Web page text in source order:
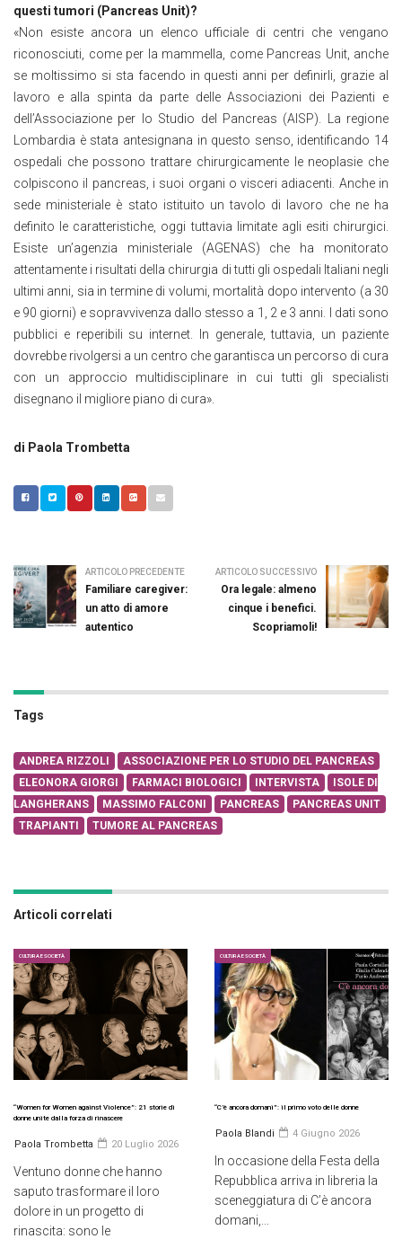
questi tumori (Pancreas Unit)?
«Non esiste ancora un elenco ufficiale di centri che vengano
riconosciuti, come per la mammella, come Pancreas Unit, anche
se moltissimo si sta facendo in questi anni per definirli, grazie al
lavoro e alla spinta da parte delle Associazioni dei Pazienti e
dell’Associazione per lo Studio del Pancreas (AISP). La regione
Lombardia è stata antesignana in questo senso, identificando 14
ospedali che possono trattare chirurgicamente le neoplasie che
colpiscono il pancreas, i suoi organi o visceri adiacenti. Anche in
sede ministeriale è stato istituito un tavolo di lavoro che ne ha
definito le caratteristiche, oggi tuttavia limitate agli esiti chirurgici.
Esiste un’agenzia ministeriale (AGENAS) che ha monitorato
attentamente i risultati della chirurgia di tutti gli ospedali Italiani negli
ultimi anni, sia in termine di volumi, mortalità dopo intervento (a 30
e 90 giorni) e sopravvivenza dallo stesso a 1, 2 e 3 anni. I dati sono
pubblici e reperibili su internet. In generale, tuttavia, un paziente
dovrebbe rivolgersi a un centro che garantisca un percorso di cura
con un approccio multidisciplinare in cui tutti gli specialisti
disegnano il migliore piano di cura».
di Paola Trombetta
ARTICOLO PRECEDENTE
Familiare caregiver:
un atto di amore
autentico
ARTICOLO SUCCESSIVO
Ora legale: almeno
cinque i benefici.
Scopriamoli!
Tags
ANDREA RIZZOLI
ASSOCIAZIONE PER LO STUDIO DEL PANCREAS
ELEONORA GIORGI
FARMACI BIOLOGICI INTERVISTA
ISOLE DI
LANGHERANS
MASSIMO FALCONI PANCREAS
PANCREAS UNIT
TRAPIANTI
TUMORE AL PANCREAS
Articoli correlati
CULTURA E SOCIETÀ
“Women for Women against Violence”: 21 storie di
donne unite dalla forza di rinascere
Paola Trombetta 20 Luglio 2026
Ventuno donne che hanno
saputo trasformare il loro
dolore in un progetto di
rinascita: sono le
CULTURA E SOCIETÀ
“C’è ancora domani”: il primo voto delle donne
Paola Blandi 4 Giugno 2026
In occasione della Festa della
Repubblica arriva in libreria la
sceneggiatura di C’è ancora
domani,...